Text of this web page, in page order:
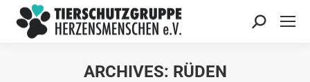
Search:
ARCHIVES: RÜDEN